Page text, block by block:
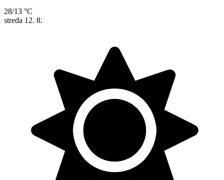
28/13 °C
streda 12. 8.